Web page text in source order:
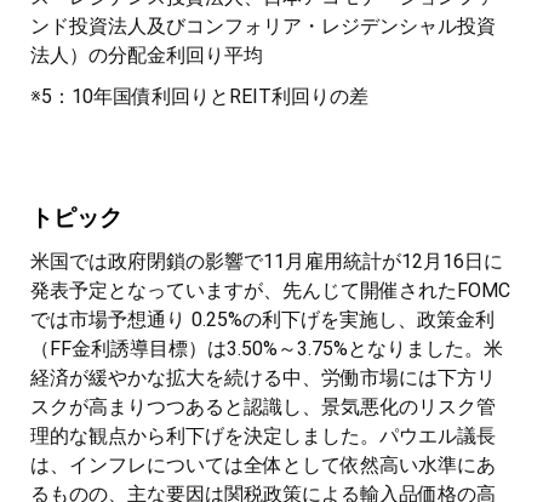
ンド投資法人及びコンフォリア・レジデンシャル投資
法人）の分配金利回り平均
※5：10年国債利回りとREIT利回りの差
トピック
米国では政府閉鎖の影響で11月雇用統計が12月16日に
発表予定となっていますが、先んじて開催されたFOMC
では市場予想通り 0.25%の利下げを実施し、政策金利
（FF金利誘導目標）は3.50%～3.75%となりました。米
経済が緩やかな拡大を続ける中、労働市場には下方リ
スクが高まりつつあると認識し、景気悪化のリスク管
理的な観点から利下げを決定しました。パウエル議長
は、インフレについては全体として依然高い水準にあ
るものの、主な要因は関税政策による輸入品価格の高